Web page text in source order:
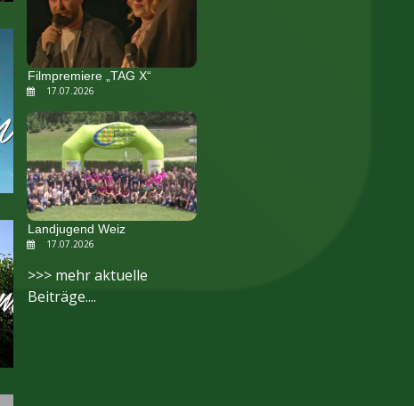
Filmpremiere „TAG X“
17.07.2026
Landjugend Weiz
17.07.2026
>>> mehr aktuelle
Beiträge....